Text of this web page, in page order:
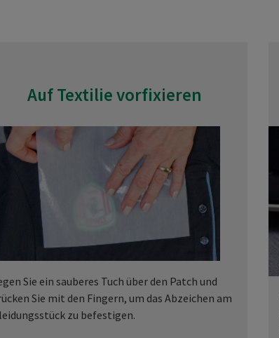
Auf Textilie vorfixieren
Sie ein sauberes Tuch über den Patch und
Sie mit den Fingern, um das Abzeichen am
zu befestigen.